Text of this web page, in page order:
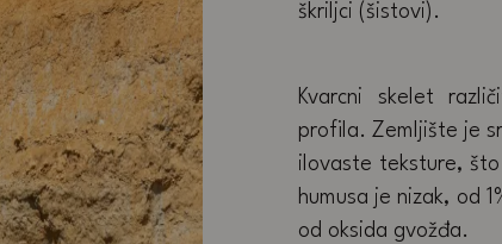
škriljci (šistovi).
Kvarcni skelet
profila. Zemljište je
ilovaste teksture,
humusa je nizak, od
od oksida gvožđa.